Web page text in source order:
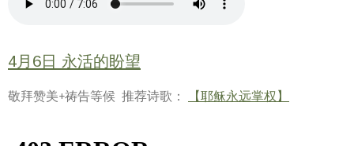
4月6日 永活的盼望
敬拜赞美+祷告等候 推荐诗歌： 【耶稣永远掌权】